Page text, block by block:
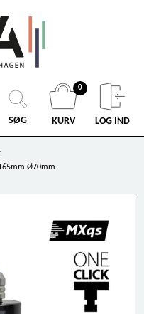
SØG
0
KURV LOG IND
Ø70mm